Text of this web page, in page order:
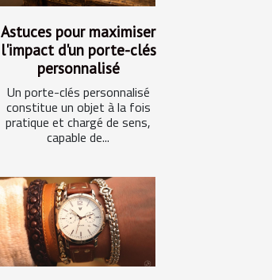
Astuces pour maximiser
l'impact d'un porte-clés
personnalisé
Un porte-clés personnalisé
constitue un objet à la fois
pratique et chargé de sens,
capable de...